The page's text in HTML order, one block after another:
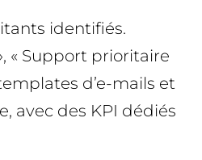
identifiés.
« Support prioritaire
d’e-mails et
avec des KPI dédiés